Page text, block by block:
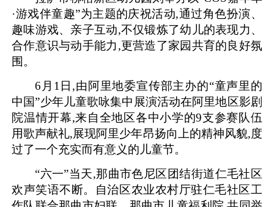
·游戏伴童趣”为主题的庆祝活动,通过角色扮演、
趣味游戏、亲子互动,不仅锻炼了幼儿的表现力、
合作意识与动手能力,更营造了家园共育的良好氛
围。
6月1日,由阿里地委宣传部主办的“童声里的
中国”少年儿童歌咏集中展演活动在阿里地区影剧
院温情开幕,来自全地区各中小学的9支参赛队伍
用歌声献礼,展现阿里少年昂扬向上的精神风貌,度
过了一个充实而有意义的儿童节。
“六一”当天,那曲市色尼区团结街道仁毛社区
欢声笑语不断。自治区农业农村厅驻仁毛社区工